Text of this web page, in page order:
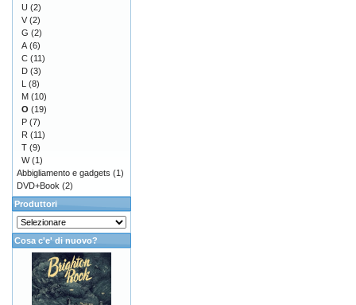
U (2)
V (2)
G (2)
A (6)
C (11)
D (3)
L (8)
M (10)
O (19)
P (7)
R (11)
T (9)
W(1)
Abbigliamento e gadgets (1)
DVD+Book (2)
Produttori
Cosa c'e' di nuovo?